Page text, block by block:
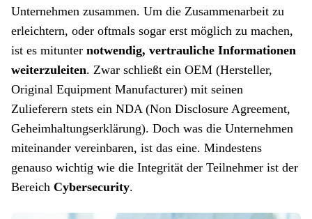
Unternehmen zusammen. Um die Zusammenarbeit zu
erleichtern, oder oftmals sogar erst möglich zu machen,
ist es mitunter notwendig, vertrauliche Informationen
weiterzuleiten. Zwar schließt ein OEM (Hersteller,
Original Equipment Manufacturer) mit seinen
Zulieferern stets ein NDA (Non Disclosure Agreement,
Geheimhaltungserklärung). Doch was die Unternehmen
miteinander vereinbaren, ist das eine. Mindestens
genauso wichtig wie die Integrität der Teilnehmer ist der
Bereich Cybersecurity.